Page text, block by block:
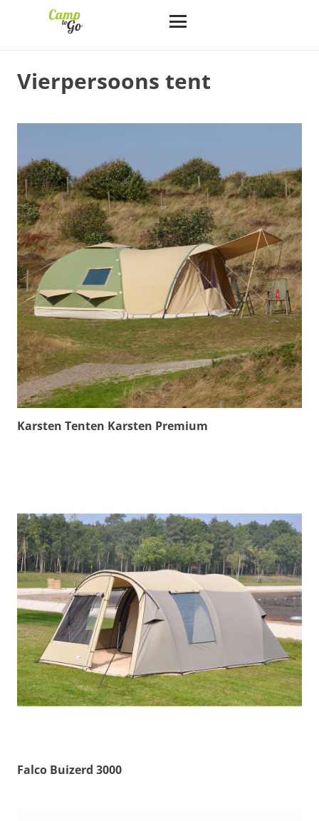
Vierpersoons tent
Karsten Tenten Karsten Premium
Falco Buizerd 3000